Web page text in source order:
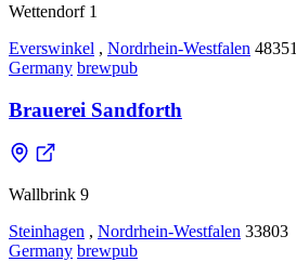
Wettendorf 1
Everswinkel , Nordrhein-Westfalen 48351
Germany brewpub
Brauerei Sandforth
Wallbrink 9
Steinhagen , Nordrhein-Westfalen 33803
Germany brewpub